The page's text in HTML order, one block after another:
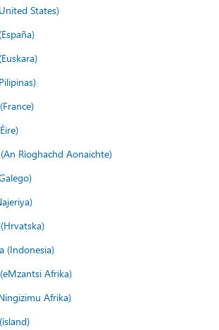
States)
Rìoghachd Aonaichte)
(Indonesia)
Afrika)
Afrika)